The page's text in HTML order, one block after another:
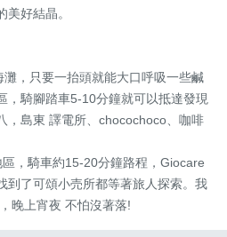
好結晶。
，只要一抬頭就能大口呼吸一些鹹
，騎腳踏車5-10分鐘就可以抵達發現
，島東 譯電所、chocochoco、咖啡
，騎車約15-20分鐘路程，Giocare
到了可頌小売所都等著旅人探索。我
晚上宵夜 不怕沒著落!